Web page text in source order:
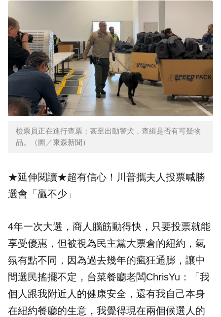
檢票員正在進行查票；甚至出動警犬，查緝是否有可疑物
品。（圖／東森新聞）
★延伸閱讀★超有信心！川普攜夫人投票喊勝
選會「贏不少」
4年一次大選，商人腦筋動得快，只要投票就能
享受優惠，但被視為民主黨大票倉的紐約，氣
氛有點不同，因為過去幾年的瘋狂通膨，讓中
間選民搖擺不定，台菜餐廳老闆ChrisYu：「我
個人跟我附近人的健康安全，還有我自己本身
在紐約餐廳的生意，我覺得現在兩個候選人的